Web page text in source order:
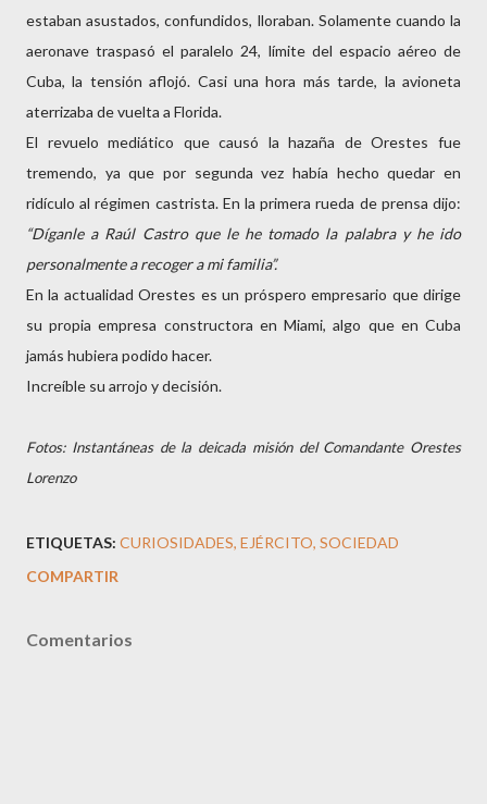
estaban asustados, confundidos, lloraban. Solamente cuando la
aeronave traspasó el paralelo 24, límite del espacio aéreo de
Cuba, la tensión aflojó. Casi una hora más tarde, la avioneta
aterrizaba de vuelta a Florida.
El revuelo mediático que causó la hazaña de Orestes fue
tremendo, ya que por segunda vez había hecho quedar en
ridículo al régimen castrista. En la primera rueda de prensa dijo:
“Díganle a Raúl Castro que le he tomado la palabra y he ido
personalmente a recoger a mi familia”.
En la actualidad Orestes es un próspero empresario que dirige
su propia empresa constructora en Miami, algo que en Cuba
jamás hubiera podido hacer.
Increíble su arrojo y decisión.
Fotos: Instantáneas de la deicada misión del Comandante Orestes
Lorenzo
ETIQUETAS: CURIOSIDADES EJÉRCITO SOCIEDAD
COMPARTIR
Comentarios